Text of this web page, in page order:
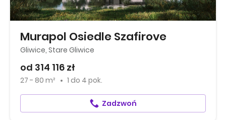
Murapol Osiedle Szafirove
Gliwice, Stare Gliwice
od 314 116 zł
27 - 80 m² 1 do 4 pok.
Zadzwoń